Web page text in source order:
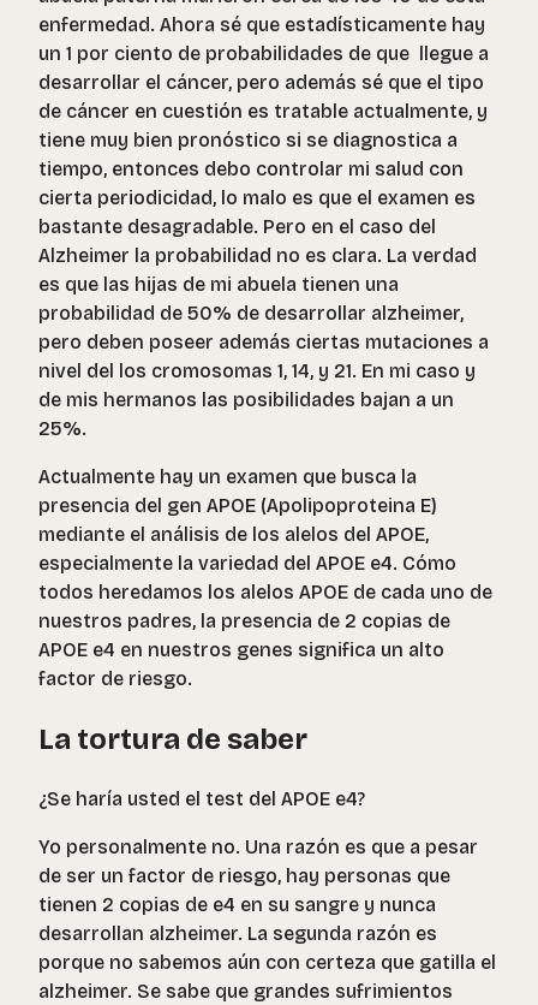
enfermedad. Ahora sé que estadísticamente hay
un 1 por ciento de probabilidades de que llegue a
desarrollar el cáncer, pero además sé que el tipo
de cáncer en cuestión es tratable actualmente, y
tiene muy bien pronóstico si se diagnostica a
tiempo, entonces debo controlar mi salud con
cierta periodicidad, lo malo es que el examen es
bastante desagradable. Pero en el caso del
Alzheimer la probabilidad no es clara. La verdad
es que las hijas de mi abuela tienen una
probabilidad de 50% de desarrollar alzheimer,
pero deben poseer además ciertas mutaciones a
nivel del los cromosomas 1, 14, y 21. En mi caso y
de mis hermanos las posibilidades bajan a un
25%.
Actualmente hay un examen que busca la
presencia del gen APOE (Apolipoproteina E)
mediante el análisis de los alelos del APOE,
especialmente la variedad del APOE e4. Cómo
todos heredamos los alelos APOE de cada uno de
nuestros padres, la presencia de 2 copias de
APOE e4 en nuestros genes significa un alto
factor de riesgo.
La tortura de saber
¿Se haría usted el test del APOE e4?
Yo personalmente no. Una razón es que a pesar
de ser un factor de riesgo, hay personas que
tienen 2 copias de e4 en su sangre y nunca
desarrollan alzheimer. La segunda razón es
porque no sabemos aún con certeza que gatilla el
alzheimer. Se sabe que grandes sufrimientos